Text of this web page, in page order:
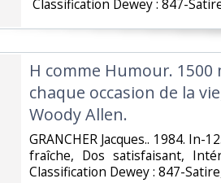
Classification Dewey : 847-
‎H comme Humour.
chaque occasion de la
Woody Allen.‎
‎GRANCHER Jacques.. 1984. In-
fraîche, Dos satisfaisant,
Classification Dewey : 847-